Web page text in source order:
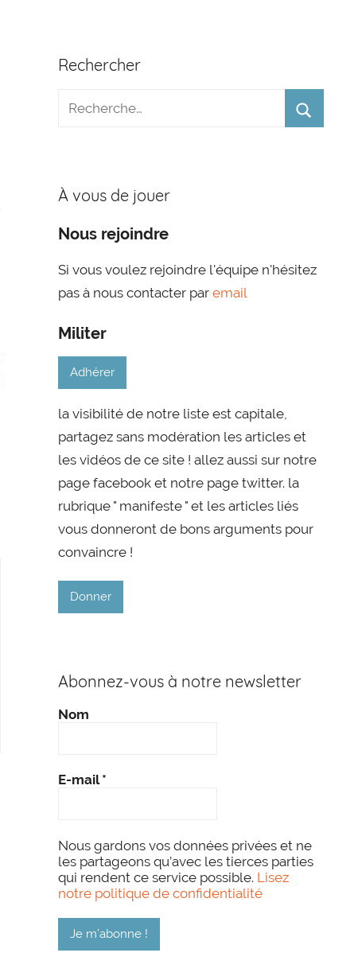
Rechercher
À vous de jouer
Nous rejoindre
Si vous voulez rejoindre l'équipe n'hésitez
pas à nous contacter paremail
Militer
Adhérer
la visibilité de notre liste est capitale,
partagez sans modération les articles et
les vidéos de ce site ! allez aussi sur notre
page facebook et notre page twitter. la
rubrique " manifeste " et les articles liés
vous donneront de bons arguments pour
convaincre !
Donner
Abonnez-vous à notre newsletter
Nom
E-mail*
Nous gardons vos données privées et ne
les partageons qu’avec les tierces parties
qui rendent ce service possible. Lisez
notre politique de confidentialité